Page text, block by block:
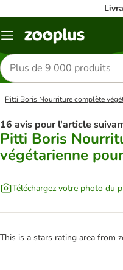
Menu
Rechercher
des
produits
Pitti Boris Nourriture complète
16 avis pour l'article
Pitti Boris
végétarienne
Téléchargez votre photo du
This is a stars rating area from